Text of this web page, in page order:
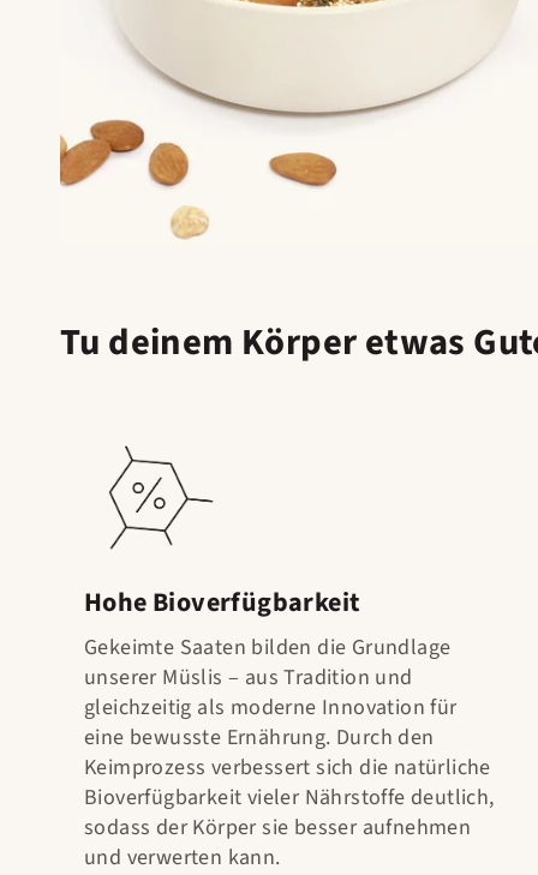
Tu deinem Körper etwas
Hohe Bioverfügbarkeit
Gekeimte Saaten bilden die Grundlage
unserer Müslis – aus Tradition und
gleichzeitig als moderne Innovation für
eine bewusste Ernährung. Durch den
Keimprozess verbessert sich die natürliche
Bioverfügbarkeit vieler Nährstoffe deutlich,
sodass der Körper sie besser aufnehmen
und verwerten kann.